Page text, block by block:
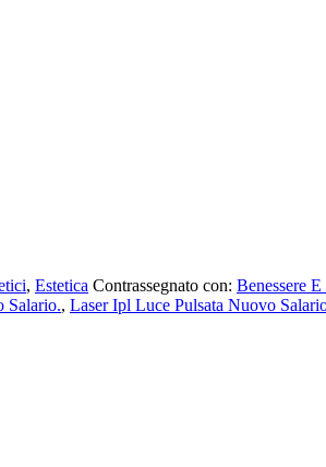
, Estetica Contrassegnato con: Benessere
Salario., Laser Ipl Luce Pulsata Nuovo